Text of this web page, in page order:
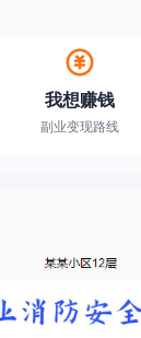
我想赚钱
副业变现路线